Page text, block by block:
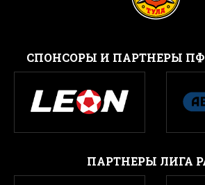
CПОНСОРЫ И ПАРТНЕРЫ
ПАРТНЕРЫ ЛИГА